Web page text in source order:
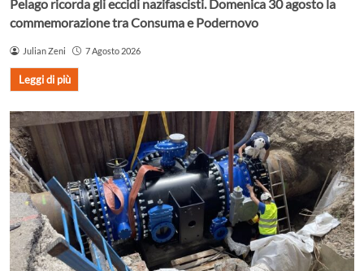
Pelago ricorda gli eccidi nazifascisti. Domenica 30 agosto la
commemorazione tra Consuma e Podernovo
Julian Zeni 7 Agosto 2026
Leggi di più